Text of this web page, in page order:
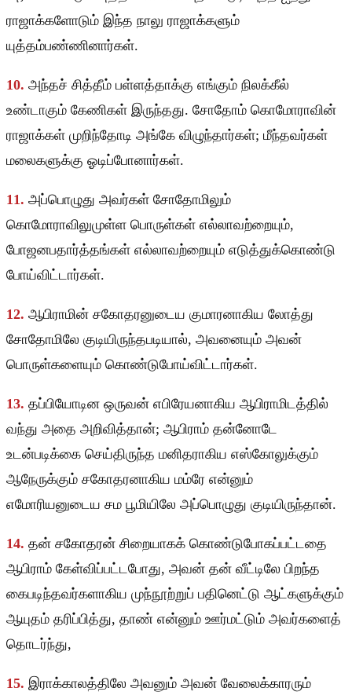
ராஜாக்களோடும் இந்த நாலு ராஜாக்களும்
யுத்தம்பண்ணினார்கள்.
10. அந்தச் சித்தீம் பள்ளத்தாக்கு எங்கும் நிலக்கீல்
உண்டாகும் கேணிகள் இருந்தது. சோதோம் கொமோராவின்
ராஜாக்கள் முறிந்தோடி அங்கே விழுந்தார்கள்; மீந்தவர்கள்
மலைகளுக்கு ஓடிப்போனார்கள்.
11. அப்பொழுது அவர்கள் சோதோமிலும்
கொமோராவிலுமுள்ள பொருள்கள் எல்லாவற்றையும்,
போஜனபதார்த்தங்கள் எல்லாவற்றையும் எடுத்துக்கொண்டு
போய்விட்டார்கள்.
12. ஆபிராமின் சகோதரனுடைய குமாரனாகிய லோத்து
சோதோமிலே குடியிருந்தபடியால், அவனையும் அவன்
பொருள்களையும் கொண்டுபோய்விட்டார்கள்.
13. தப்பியோடின ஒருவன் எபிரேயனாகிய ஆபிராமிடத்தில்
வந்து அதை அறிவித்தான்; ஆபிராம் தன்னோடே
உடன்படிக்கை செய்திருந்த மனிதராகிய எஸ்கோலுக்கும்
ஆநேருக்கும் சகோதரனாகிய மம்ரே என்னும்
எமோரியனுடைய சம பூமியிலே அப்பொழுது குடியிருந்தான்.
14. தன் சகோதரன் சிறையாகக் கொண்டுபோகப்பட்டதை
ஆபிராம் கேள்விப்பட்டபோது, அவன் தன் வீட்டிலே பிறந்த
கைபடிந்தவர்களாகிய முந்நூற்றுப் பதினெட்டு ஆட்களுக்கும்
ஆயுதம் தரிப்பித்து, தாண் என்னும் ஊர்மட்டும் அவர்களைத்
தொடர்ந்து,
15. இராக்காலத்திலே அவனும் அவன் வேலைக்காரரும்